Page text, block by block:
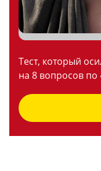
Тест, который
на 8 вопросов по